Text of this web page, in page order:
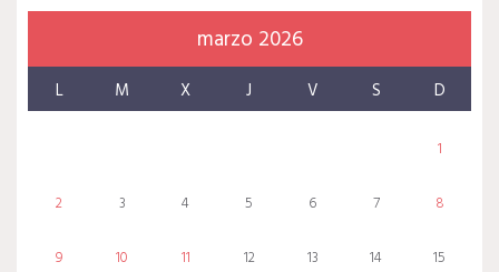
marzo 2026
L M X J V S D
1
2 3 4 5 6 7 8
9 10 11 12 13 14 15